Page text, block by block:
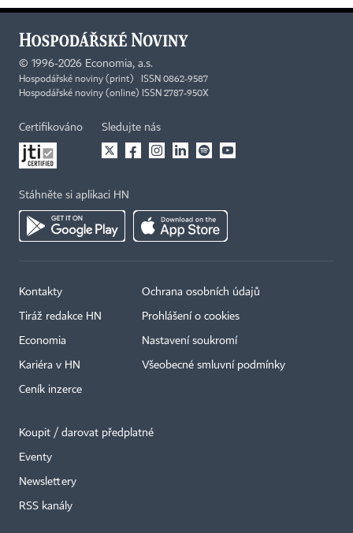
© 1996-2026 Economia, a.s.
Hospodářské noviny (print) ISSN 0862-9587
Hospodářské noviny (online) ISSN 2787-950X
Certifikováno Sledujte nás
Stáhněte si aplikaci HN
Kontakty
Tiráž redakce HN
Economia
Kariéra v HN
Ceník inzerce
Ochrana osobních údajů
Prohlášení o cookies
Nastavení soukromí
Všeobecné smluvní podmínky
Koupit / darovat předplatné
Eventy
Newslettery
RSS kanály